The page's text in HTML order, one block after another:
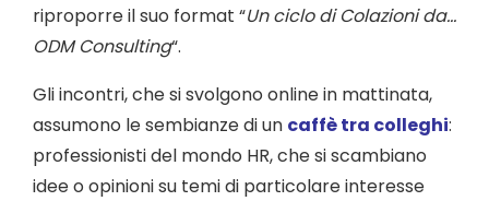
riproporre il suo format “Un ciclo di Colazioni da…
ODM Consulting“.
Gli incontri, che si svolgono online in mattinata,
assumono le sembianze di un caffè tra colleghi:
professionisti del mondo HR, che si scambiano
idee o opinioni su temi di particolare interesse